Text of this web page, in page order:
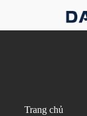
Trang chủ